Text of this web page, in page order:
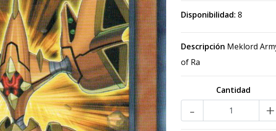
Disponibilidad: 8
Descripción Meklord
of Ra
Cantidad
+
-